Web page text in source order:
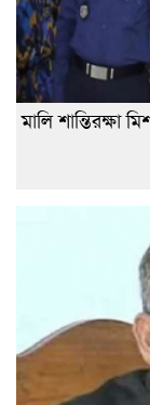
মালি শান্তিরক্ষা